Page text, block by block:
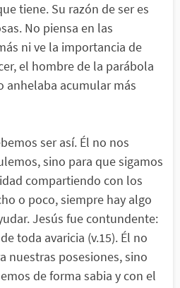
tiene. Su razón de ser es
No piensa en las
ni ve la importancia de
el hombre de la parábola
anhelaba acumular más
ser así. Él no nos
sino para que sigamos
compartiendo con los
o poco, siempre hay algo
Jesús fue contundente:
toda avaricia (v.15). Él no
nuestras posesiones, sino
de forma sabia y con el